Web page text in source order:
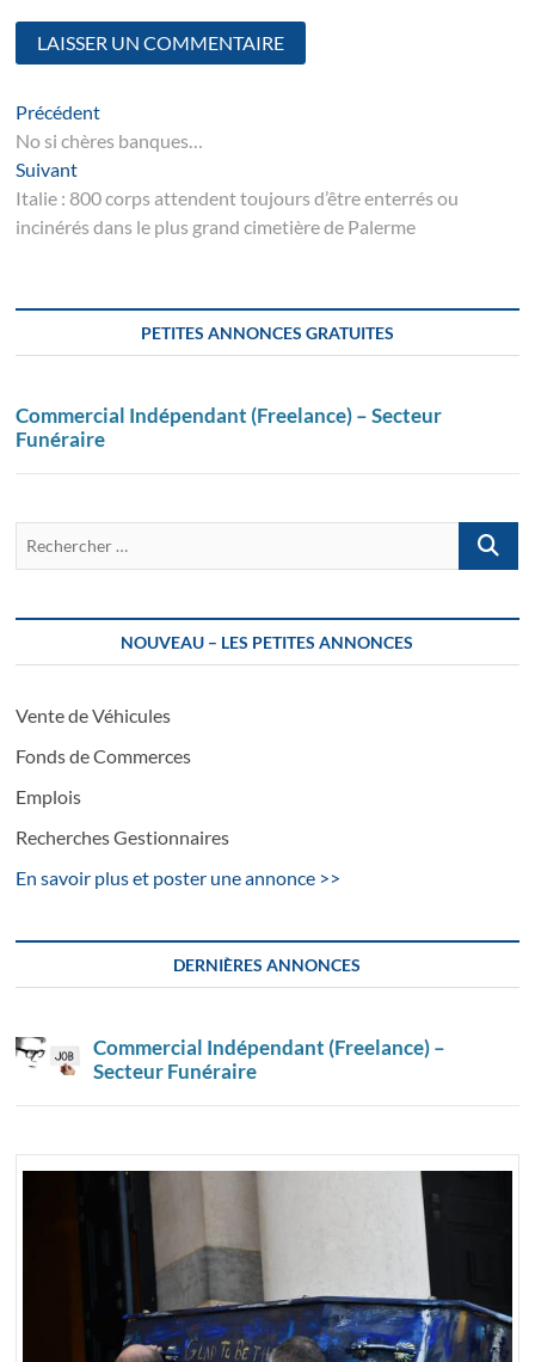
Navigation
de
l’article
PrécédentArticle
suivant
No si chères banques…
SuivantSuivant
post:
Italie : 800 corps attendent toujours d’être enterrés ou
incinérés dans le plus grand cimetière de Palerme
PETITES ANNONCES GRATUITES
Commercial Indépendant (Freelance) – Secteur
Funéraire
…
NOUVEAU – LES PETITES ANNONCES
Vente de Véhicules
Fonds de Commerces
Emplois
Recherches Gestionnaires
En savoir plus et poster une annonce >>
DERNIÈRES ANNONCES
Commercial Indépendant (Freelance) –
Secteur Funéraire